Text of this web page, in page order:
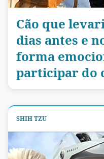
Cão que
dias antes e
forma
participar do
SHIH TZU